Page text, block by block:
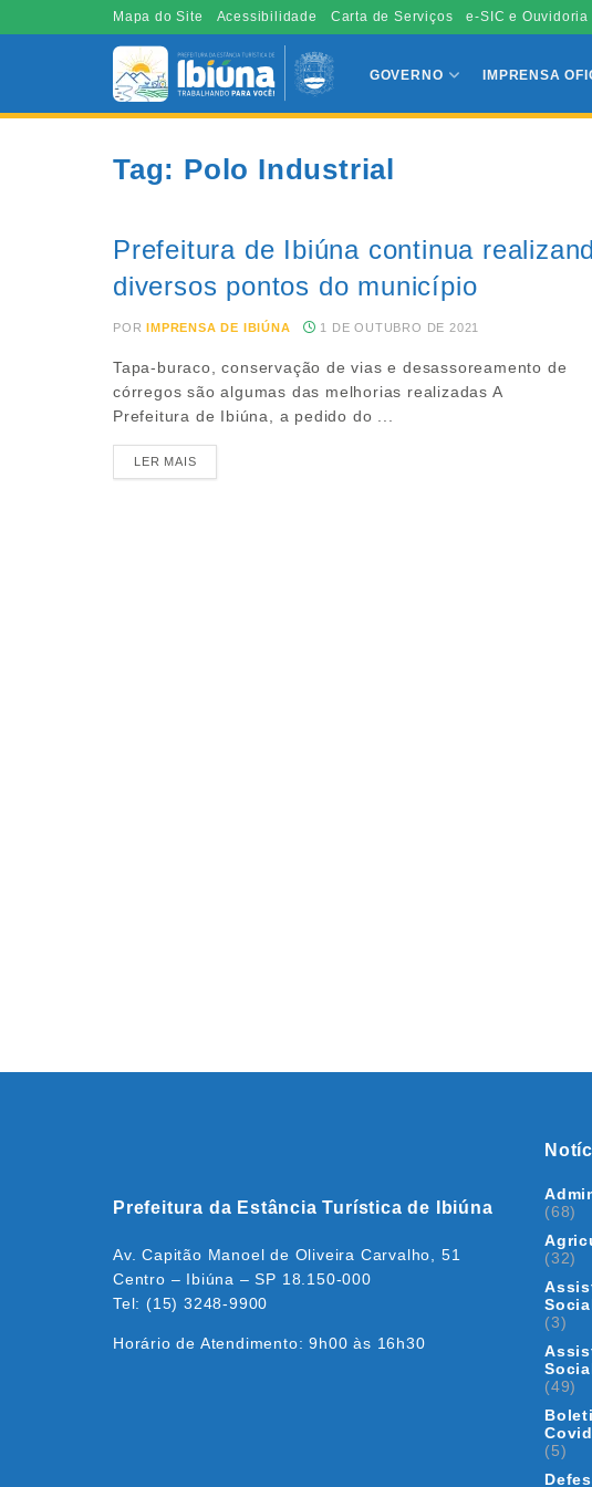
Mapa do Site Acessibilidade Carta de Serviços e-SIC e Ouvidoria
GOVERNO IMPRENSA
Tag: Polo Industrial
Prefeitura de Ibiúna continua
diversos pontos do município
POR IMPRENSA DE IBIÚNA 1 DE OUTUBRO DE 2021
Tapa-buraco, conservação de vias e desassoreamento de
córregos são algumas das melhorias realizadas A
Prefeitura de Ibiúna, a pedido do ...
LER MAIS
Prefeitura da Estância Turística de Ibiúna
Av. Capitão Manoel de Oliveira Carvalho, 51
Centro – Ibiúna – SP 18.150-000
Tel: (15) 3248-9900
Horário de Atendimento: 9h00 às 16h30
(68)
(32)
(3)
(49)
(5)